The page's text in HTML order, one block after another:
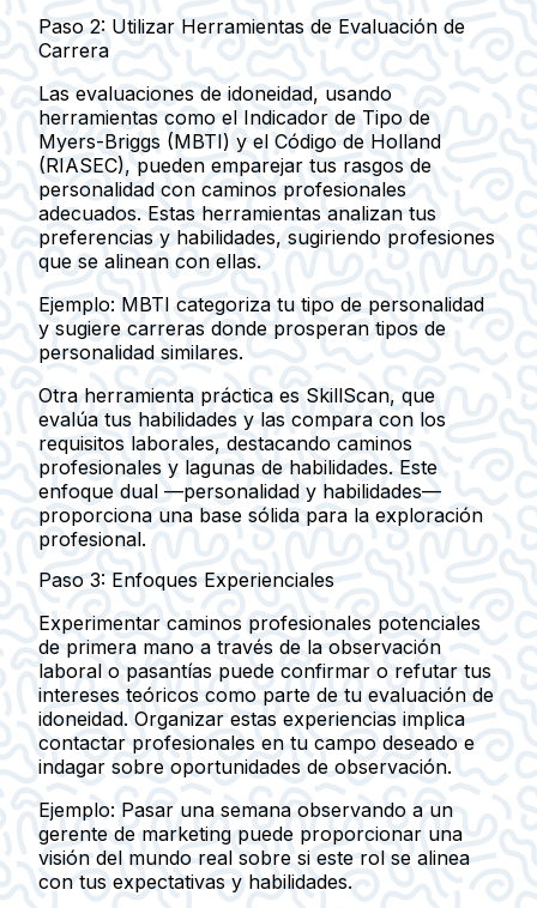
Paso 2: Utilizar Herramientas de Evaluación de
Carrera
Las evaluaciones de idoneidad, usando
herramientas como el Indicador de Tipo de
Myers-Briggs (MBTI) y el Código de Holland
(RIASEC), pueden emparejar tus rasgos de
personalidad con caminos profesionales
adecuados. Estas herramientas analizan tus
preferencias y habilidades, sugiriendo profesiones
que se alinean con ellas.
Ejemplo: MBTI categoriza tu tipo de personalidad
y sugiere carreras donde prosperan tipos de
personalidad similares.
Otra herramienta práctica es SkillScan, que
evalúa tus habilidades y las compara con los
requisitos laborales, destacando caminos
profesionales y lagunas de habilidades. Este
enfoque dual —personalidad y habilidades—
proporciona una base sólida para la exploración
profesional.
Paso 3: Enfoques Experienciales
Experimentar caminos profesionales potenciales
de primera mano a través de la observación
laboral o pasantías puede confirmar o refutar tus
intereses teóricos como parte de tu evaluación de
idoneidad. Organizar estas experiencias implica
contactar profesionales en tu campo deseado e
indagar sobre oportunidades de observación.
Ejemplo: Pasar una semana observando a un
gerente de marketing puede proporcionar una
visión del mundo real sobre si este rol se alinea
con tus expectativas y habilidades.